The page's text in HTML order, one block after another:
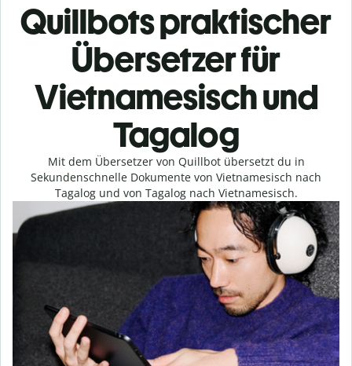
Quillbots praktischer
Übersetzer für
Vietnamesisch und
Tagalog
Mit dem Übersetzer von Quillbot übersetzt du in
Sekundenschnelle Dokumente von Vietnamesisch nach
Tagalog und von Tagalog nach Vietnamesisch.